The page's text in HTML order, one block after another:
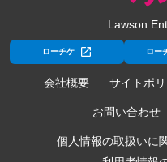
Lawson
ローチケ ロー
会社概要 サイトポ
お問い合わせ
個人情報の取扱いに